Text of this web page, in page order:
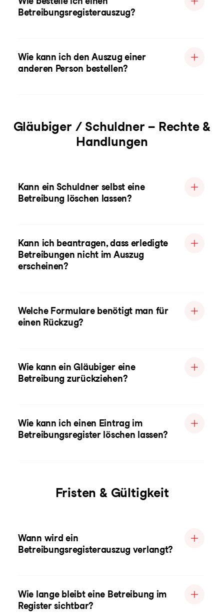
Betreibungsregisterauszug?
Wie kann ich den Auszug einer
anderen Person bestellen?
Gläubiger / Schuldner – Rechte &
Handlungen
Kann ein Schuldner selbst eine
Betreibung löschen lassen?
Kann ich beantragen, dass erledigte
Betreibungen nicht im Auszug
erscheinen?
Welche Formulare benötigt man für
einen Rückzug?
Wie kann ein Gläubiger eine
Betreibung zurückziehen?
Wie kann ich einen Eintrag im
Betreibungsregister löschen lassen?
Fristen & Gültigkeit
Wann wird ein
Betreibungsregisterauszug verlangt?
Wie lange bleibt eine Betreibung im
Register sichtbar?